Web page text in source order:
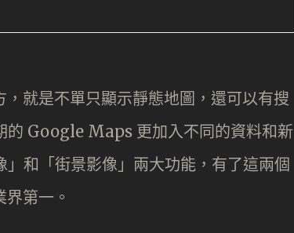
就是不單只顯示靜態地圖，還可以有搜
的 Google Maps 更加入不同的資料和新
和「街景影像」兩大功能，有了這兩個
第一。